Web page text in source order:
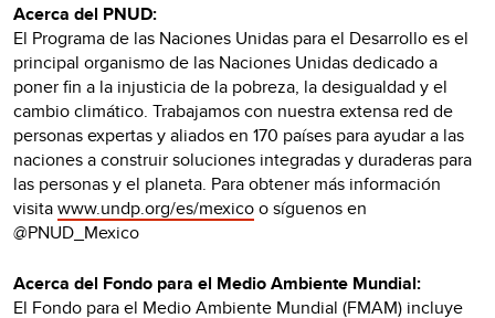
Acerca del PNUD:
El Programa de las Naciones Unidas para el Desarrollo es el
principal organismo de las Naciones Unidas dedicado a
poner fin a la injusticia de la pobreza, la desigualdad y el
cambio climático. Trabajamos con nuestra extensa red de
personas expertas y aliados en 170 países para ayudar a las
naciones a construir soluciones integradas y duraderas para
las personas y el planeta. Para obtener más información
visitawww.undp.org/es/mexicoo síguenos en
@PNUD_Mexico
Acerca del Fondo para el Medio Ambiente Mundial:
El Fondo para el Medio Ambiente Mundial (FMAM) incluye